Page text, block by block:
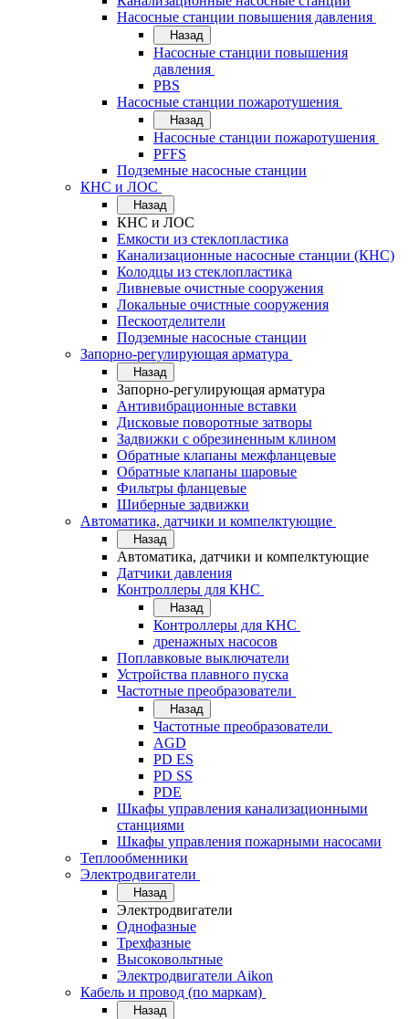
Насосные станции повышения давления
Назад
Насосные станции повышения
давления
PBS
Насосные станции пожаротушения
Назад
Насосные станции пожаротушения
PFFS
Подземные насосные станции
КНС и ЛОС
Назад
КНС и ЛОС
Емкости из стеклопластика
Канализационные насосные станции (КНС)
Колодцы из стеклопластика
Ливневые очистные сооружения
Локальные очистные сооружения
Пескоотделители
Подземные насосные станции
Запорно-регулирующая арматура
Назад
Запорно-регулирующая арматура
Антивибрационные вставки
Дисковые поворотные затворы
Задвижки с обрезиненным клином
Обратные клапаны межфланцевые
Обратные клапаны шаровые
Фильтры фланцевые
Шиберные задвижки
Автоматика, датчики и компелктующие
Назад
Автоматика, датчики и компелктующие
Датчики давления
Контроллеры для КНС
Назад
Контроллеры для КНС
дренажных насосов
Поплавковые выключатели
Устройства плавного пуска
Частотные преобразователи
Назад
Частотные преобразователи
AGD
PD ES
PD SS
PDE
Шкафы управления канализационными
станциями
Шкафы управления пожарными насосами
Теплообменники
Электродвигатели
Назад
Электродвигатели
Однофазные
Трехфазные
Высоковольтные
Электродвигатели Aikon
Кабель и провод (по маркам)
Назад